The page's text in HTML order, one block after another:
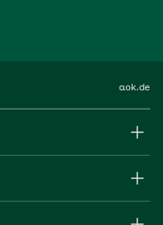
aok.de